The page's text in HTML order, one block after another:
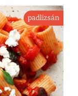
padlizsán